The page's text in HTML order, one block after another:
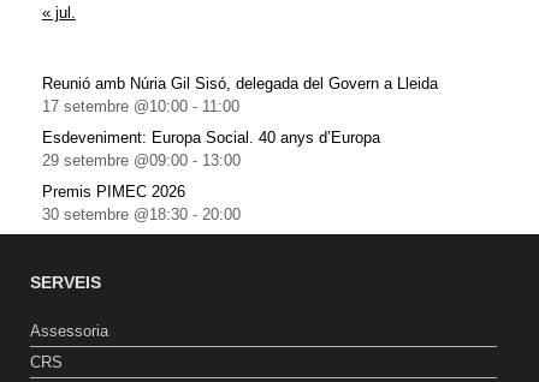
« jul.
Reunió amb Núria Gil Sisó, delegada del Govern a Lleida
17 setembre @10:00 - 11:00
Esdeveniment: Europa Social. 40 anys d’Europa
29 setembre @09:00 - 13:00
Premis PIMEC 2026
30 setembre @18:30 - 20:00
SERVEIS
Assessoria
CRS